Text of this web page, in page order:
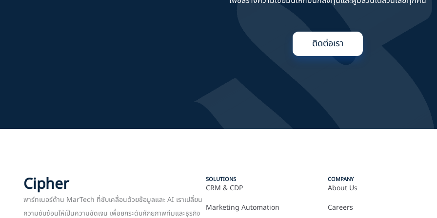
ติดต่อเรา
Cipher
พาร์ทเนอร์ด้าน MarTech ที่ขับเคลื่อนด้วยข้อมูลและ AI เราเปลี่ยน
ความซับซ้อนให้เป็นความชัดเจน เพื่อยกระดับศักยภาพทีมและธุรกิจ
SOLUTIONS
CRM & CDP
Marketing Automation
COMPANY
About Us
Careers